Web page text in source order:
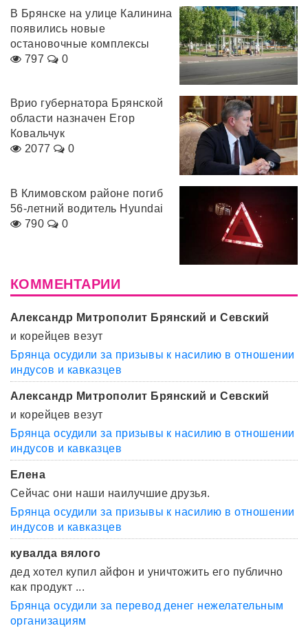
В Брянске на улице Калинина
появились новые
остановочные комплексы
797
0
Врио губернатора Брянской
области назначен Егор
Ковальчук
2077
0
В Климовском районе погиб
56-летний водитель Hyundai
790
0
КОММЕНТАРИИ
Александр Митрополит Брянский и Севский
и корейцев везут
Брянца осудили за призывы к насилию в отношении
индусов и кавказцев
Александр Митрополит Брянский и Севский
и корейцев везут
Брянца осудили за призывы к насилию в отношении
индусов и кавказцев
Елена
Сейчас они наши наилучшие друзья.
Брянца осудили за призывы к насилию в отношении
индусов и кавказцев
кувалда вялого
дед хотел купил айфон и уничтожить его публично
как продукт ...
Брянца осудили за перевод денег нежелательным
организациям